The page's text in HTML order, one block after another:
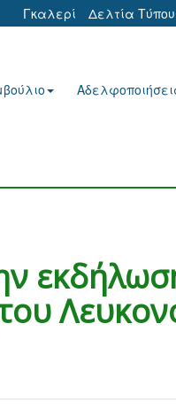
Γκαλερί Δελτία Τύπου